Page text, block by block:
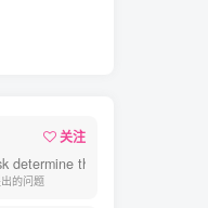
关注
determine the quality of your
的问题